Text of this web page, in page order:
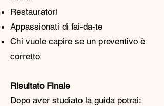
Restauratori
Appassionati di fai-da-te
Chi vuole capire se un preventivo è
corretto
Risultato Finale
Dopo aver studiato la guida potrai: